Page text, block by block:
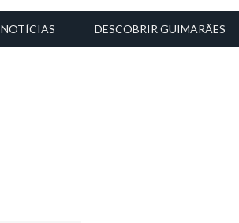
NOTÍCIAS DESCOBRIR GUIMARÃES